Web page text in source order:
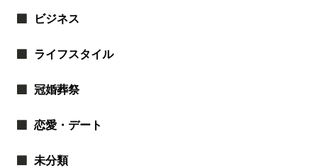
ビジネス
ライフスタイル
冠婚葬祭
恋愛・デート
未分類